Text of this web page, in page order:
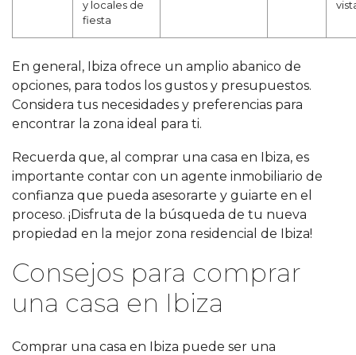
y locales de
fiesta
En general, Ibiza ofrece un amplio abanico de
opciones, para todos los gustos y presupuestos.
Considera tus necesidades y preferencias para
encontrar la zona ideal para ti.
Recuerda que, al comprar una casa en Ibiza, es
importante contar con un agente inmobiliario de
confianza que pueda asesorarte y guiarte en el
proceso. ¡Disfruta de la búsqueda de tu nueva
propiedad en la mejor zona residencial de Ibiza!
Consejos para comprar
una casa en Ibiza
Comprar una casa en Ibiza puede ser una